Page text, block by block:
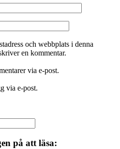
och webbplats i denna
en kommentar.
via e-post.
via e-post.
på att läsa: